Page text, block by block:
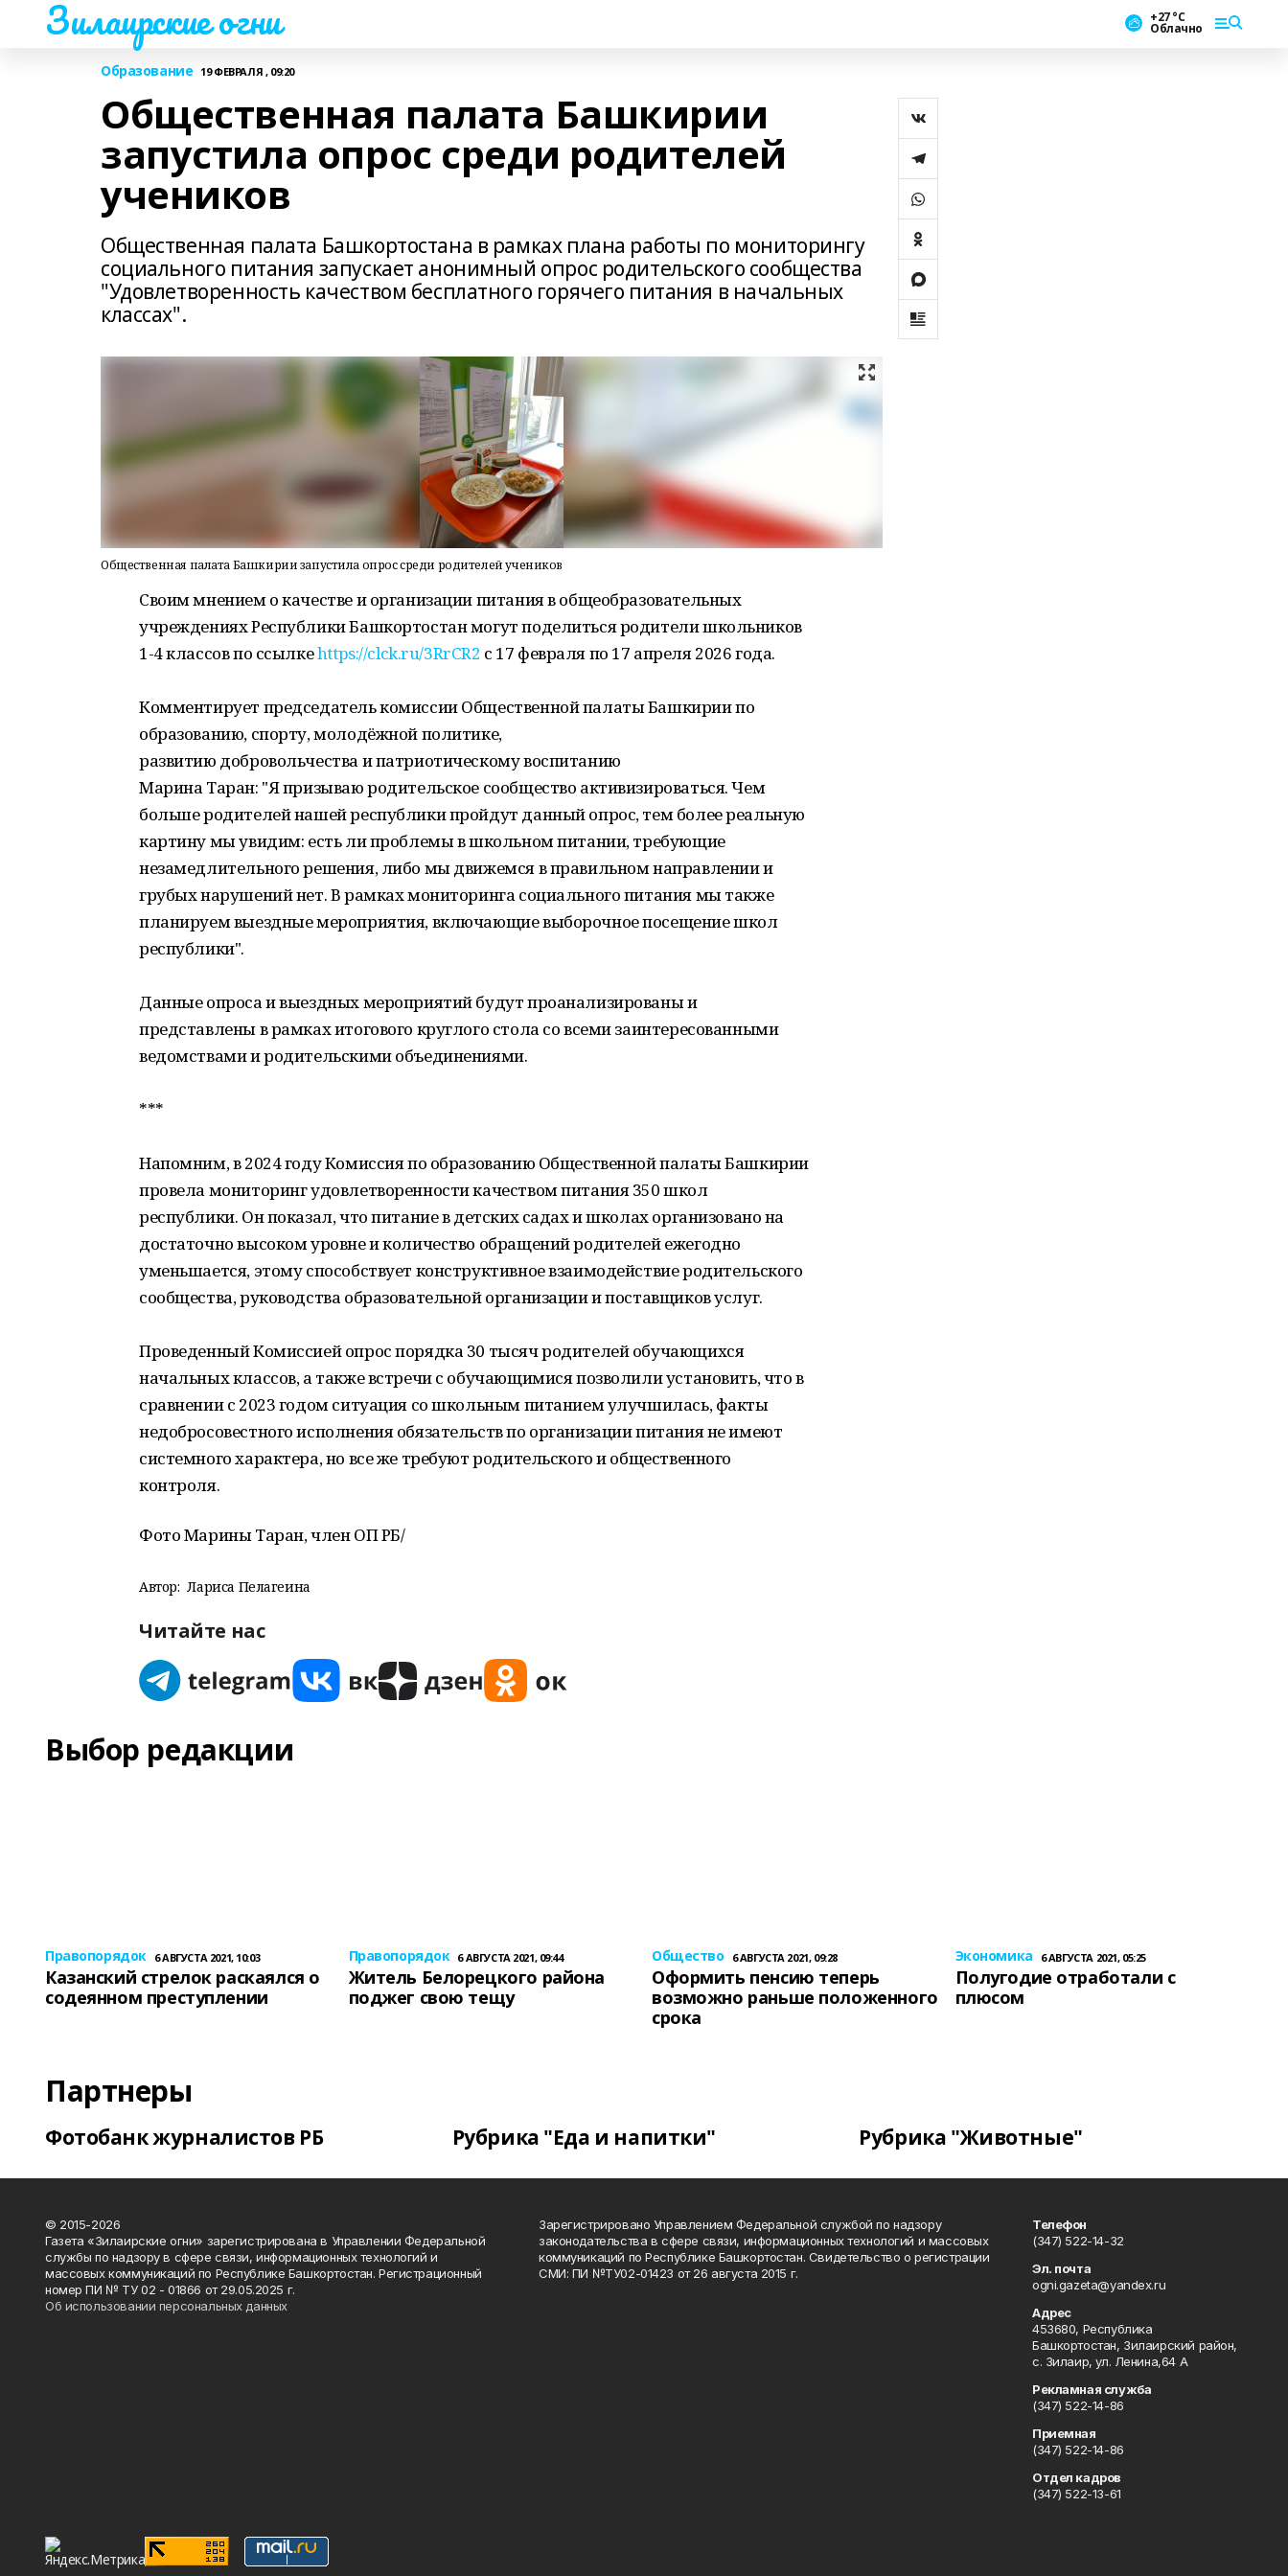
Зилаирские огни +27 °С
Облачно
Образование 19 ФЕВРАЛЯ , 09:20
Общественная палата Башкирии
запустила опрос среди родителей
учеников
Общественная палата Башкортостана в рамках плана работы по мониторингу
социального питания запускает анонимный опрос родительского сообщества
"Удовлетворенность качеством бесплатного горячего питания в начальных
классах".
Общественная палата Башкирии запустила опрос среди родителей учеников
Своим мнением о качестве и организации питания в общеобразовательных
учреждениях Республики Башкортостан могут поделиться родители школьников
1-4 классов по ссылкеhttps://clck.ru/3RrCR2 с 17 февраля по 17 апреля 2026 года.
Комментирует председатель комиссии Общественной палаты Башкирии по
образованию, спорту, молодёжной политике,
развитию добровольчества и патриотическому воспитанию
Марина Таран: "Я призываю родительское сообщество активизироваться. Чем
больше родителей нашей республики пройдут данный опрос, тем более реальную
картину мы увидим: есть ли проблемы в школьном питании, требующие
незамедлительного решения, либо мы движемся в правильном направлении и
грубых нарушений нет. В рамках мониторинга социального питания мы также
планируем выездные мероприятия, включающие выборочное посещение школ
республики".
Данные опроса и выездных мероприятий будут проанализированы и
представлены в рамках итогового круглого стола со всеми заинтересованными
ведомствами и родительскими объединениями.
***
Напомним, в 2024 году Комиссия по образованию Общественной палаты Башкирии
провела мониторинг удовлетворенности качеством питания 350 школ
республики. Он показал, что питание в детских садах и школах организовано на
достаточно высоком уровне и количество обращений родителей ежегодно
уменьшается, этому способствует конструктивное взаимодействие родительского
сообщества, руководства образовательной организации и поставщиков услуг.
Проведенный Комиссией опрос порядка 30 тысяч родителей обучающихся
начальных классов, а также встречи с обучающимися позволили установить, что в
сравнении с 2023 годом ситуация со школьным питанием улучшилась, факты
недобросовестного исполнения обязательств по организации питания не имеют
системного характера, но все же требуют родительского и общественного
контроля.
Фото Марины Таран, член ОП РБ/
Автор: Лариса Пелагеина
Читайте нас
Выбор редакции
Правопорядок 6 АВГУСТА 2021, 10:03
Казанский стрелок раскаялся о
содеянном преступлении
Правопорядок 6 АВГУСТА 2021, 09:44
Житель Белорецкого района
поджег свою тещу
Общество 6 АВГУСТА 2021, 09:28
Оформить пенсию теперь
возможно раньше положенного
срока
Экономика 6 АВГУСТА 2021, 05:25
Полугодие отработали с
плюсом
Партнеры
Фотобанк журналистов РБ Рубрика "Еда и напитки" Рубрика "Животные"
© 2015-2026
Газета «Зилаирские огни» зарегистрирована в Управлении Федеральной
службы по надзору в сфере связи, информационных технологий и
массовых коммуникаций по Республике Башкортостан. Регистрационный
номер ПИ № ТУ 02 - 01866 от 29.05.2025 г.
Об использовании персональных данных
Зарегистрировано Управлением Федеральной службой по надзору
законодательства в сфере связи, информационных технологий и массовых
коммуникаций по Республике Башкортостан. Свидетельство о регистрации
СМИ: ПИ №ТУ02-01423 от 26 августа 2015 г.
Телефон
(347) 522-14-32
Эл. почта
ogni.gazeta@yandex.ru
Адрес
453680, Республика
Башкортостан, Зилаирский район,
с. Зилаир, ул. Ленина,64 А
Рекламная служба
(347) 522-14-86
Приемная
(347) 522-14-86
Отдел кадров
(347) 522-13-61